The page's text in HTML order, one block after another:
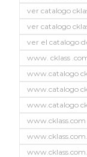
ver catalogo
ver catalogo
ver el catalogo
www. cklass
www.catalogo
www.catalogo
www.catalogo